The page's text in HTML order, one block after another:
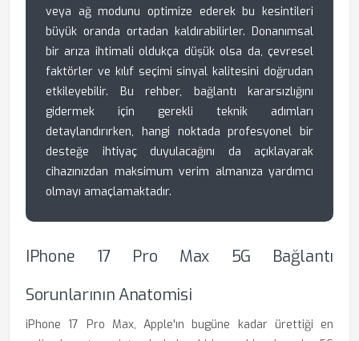
veya ağ modunu optimize ederek bu kesintileri
büyük oranda ortadan kaldırabilirler. Donanımsal
bir arıza ihtimali oldukça düşük olsa da, çevresel
faktörler ve kılıf seçimi sinyal kalitesini doğrudan
etkileyebilir. Bu rehber, bağlantı kararsızlığını
gidermek için gerekli teknik adımları
detaylandırırken, hangi noktada profesyonel bir
desteğe ihtiyaç duyulacağını da açıklayarak
cihazınızdan maksimum verim almanıza yardımcı
olmayı amaçlamaktadır.
IPhone 17 Pro Max 5G Bağlantı
Sorunlarının Anatomisi
iPhone 17 Pro Max, Apple'ın bugüne kadar ürettiği en